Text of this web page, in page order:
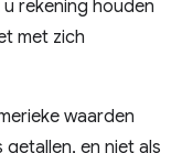
rekening houden
met zich
waarden
en niet als